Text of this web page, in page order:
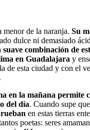
menor de la naranja. Su
dulce ni demasiado
suave combinación de
en Guadalajara y
de esta ciudad y con el
en la mañana permite
del día. Cuando supe
en estas tierras
poetas: seres